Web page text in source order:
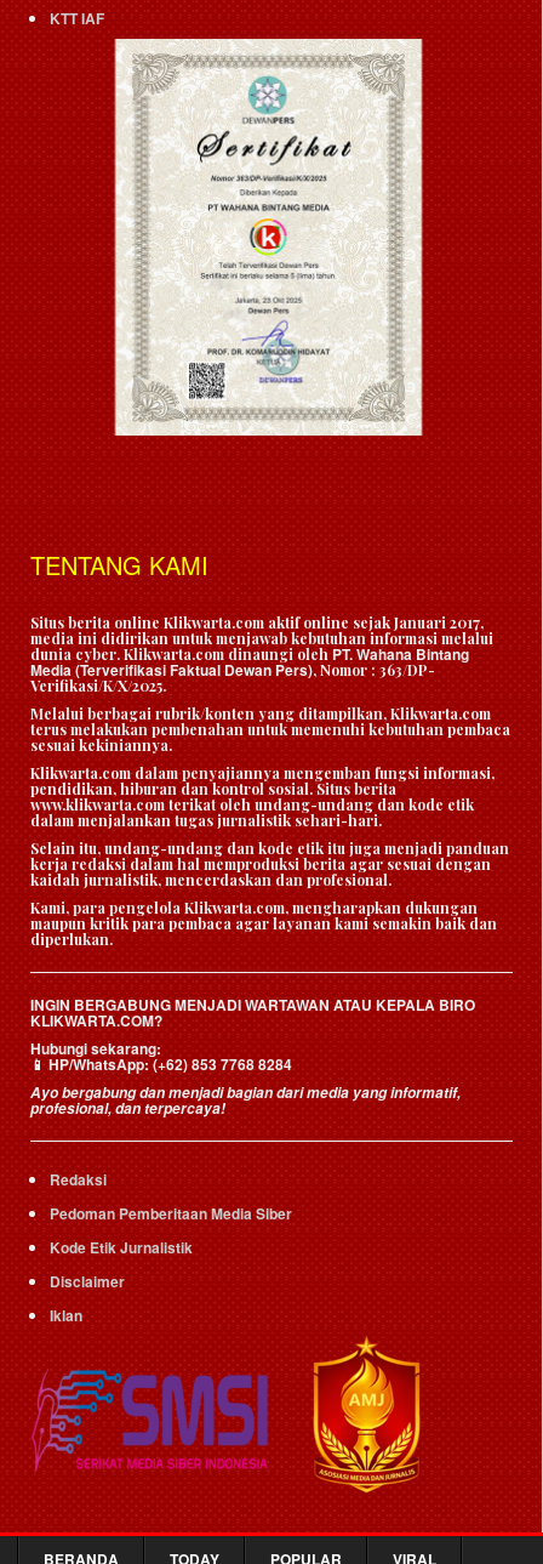
KTT IAF
TENTANG KAMI
Situs berita online Klikwarta.com aktif online sejak Januari 2017,
media ini didirikan untuk menjawab kebutuhan informasi melalui
dunia cyber. Klikwarta.com dinaungi oleh PT. Wahana Bintang
Media (Terverifikasi Faktual Dewan Pers), Nomor : 363/DP-
Verifikasi/K/X/2025.
Melalui berbagai rubrik/konten yang ditampilkan, Klikwarta.com
terus melakukan pembenahan untuk memenuhi kebutuhan pembaca
sesuai kekiniannya.
Klikwarta.com dalam penyajiannya mengemban fungsi informasi,
pendidikan, hiburan dan kontrol sosial. Situs berita
www.klikwarta.com terikat oleh undang-undang dan kode etik
dalam menjalankan tugas jurnalistik sehari-hari.
Selain itu, undang-undang dan kode etik itu juga menjadi panduan
kerja redaksi dalam hal memproduksi berita agar sesuai dengan
kaidah jurnalistik, mencerdaskan dan profesional.
Kami, para pengelola Klikwarta.com, mengharapkan dukungan
maupun kritik para pembaca agar layanan kami semakin baik dan
diperlukan.
INGIN BERGABUNG MENJADI WARTAWAN ATAU KEPALA BIRO
KLIKWARTA.COM?
Hubungi sekarang:
📱HP/WhatsApp:(+62) 853 7768 8284
Ayo bergabung dan menjadi bagian dari media yang informatif,
profesional, dan terpercaya!
Redaksi
Pedoman Pemberitaan Media Siber
Kode Etik Jurnalistik
Disclaimer
Iklan
BERANDA TODAY POPULAR VIRAL